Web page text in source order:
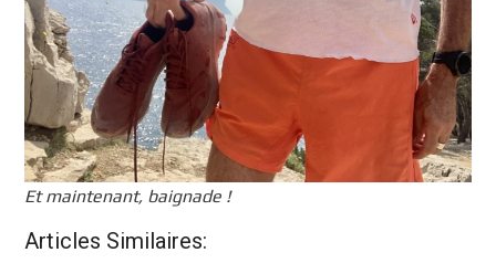
Et maintenant, baignade !
Articles Similaires: